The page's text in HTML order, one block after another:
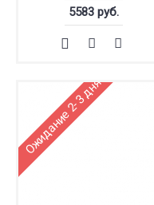
5583 руб.
Ожидание 2-3 дня